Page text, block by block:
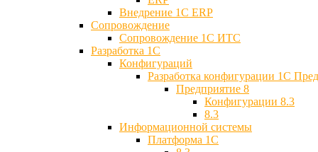
Внедрение 1С ERP
Cопровождение
Cопровождение 1С ИТС
Разработка 1C
Конфигураций
Разработка конфигурации 1С
Предприятие 8
Конфигурации 8.3
8.3
Информационной системы
Платформа 1С